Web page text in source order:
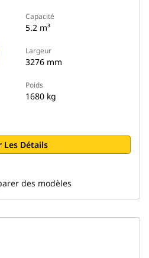
Capacité
5.2 m³
Largeur
3276 mm
Poids
1680 kg
Les Détails
des modèles